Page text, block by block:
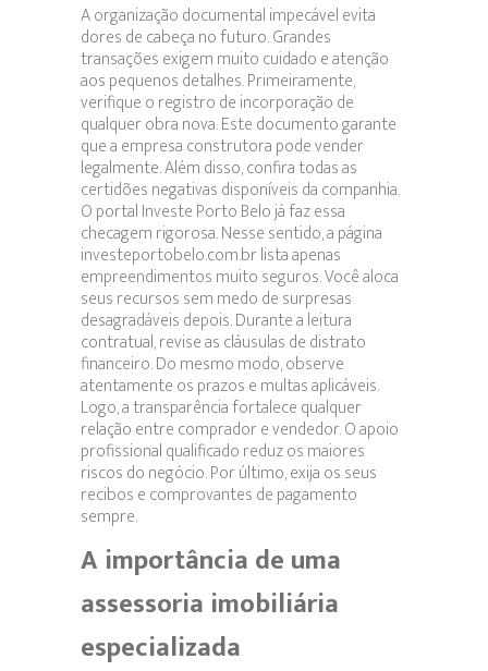
A organização documental impecável evita
dores de cabeça no futuro. Grandes
transações exigem muito cuidado e atenção
aos pequenos detalhes. Primeiramente,
verifique o registro de incorporação de
qualquer obra nova. Este documento garante
que a empresa construtora pode vender
legalmente. Além disso, confira todas as
certidões negativas disponíveis da companhia.
O portal Investe Porto Belo já faz essa
checagem rigorosa. Nesse sentido, a página
investeportobelo.com.br lista apenas
empreendimentos muito seguros. Você aloca
seus recursos sem medo de surpresas
desagradáveis depois. Durante a leitura
contratual, revise as cláusulas de distrato
financeiro. Do mesmo modo, observe
atentamente os prazos e multas aplicáveis.
Logo, a transparência fortalece qualquer
relação entre comprador e vendedor. O apoio
profissional qualificado reduz os maiores
riscos do negócio. Por último, exija os seus
recibos e comprovantes de pagamento
sempre.
A importância de uma
assessoria imobiliária
especializada